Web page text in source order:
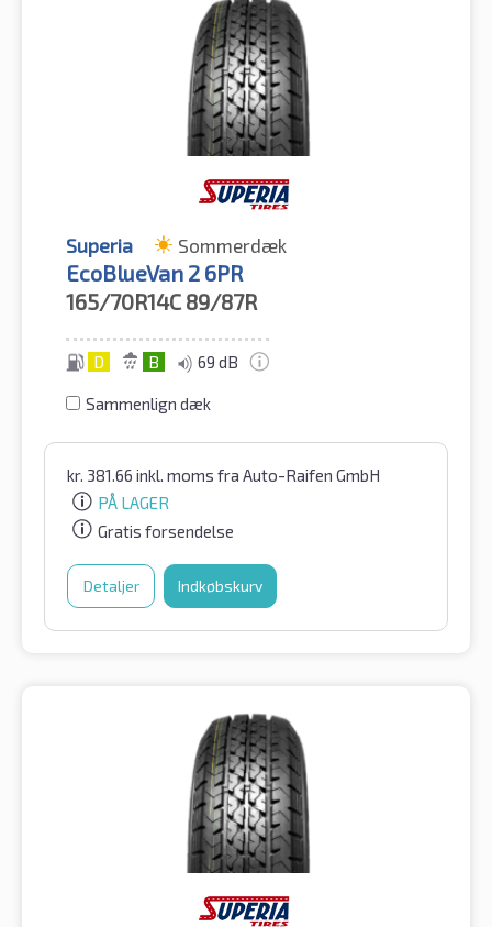
Superia Sommerdæk
EcoBlueVan 2 6PR
165/70R14C 89/87R
D B 69 dB
Sammenlign dæk
kr. 381.66 inkl. moms fra Auto-Raifen GmbH
PÅ LAGER
Gratis forsendelse
Detaljer Indkøbskurv